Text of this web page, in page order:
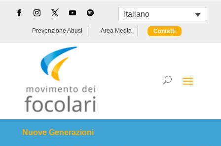
Italiano
Prevenzione Abusi Area Media Contatti
Nuove Generazioni